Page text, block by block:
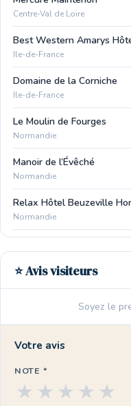
Centre-Val de Loire
Best Western Amarys
Ile-de-France
Domaine de la Corniche
Ile-de-France
Le Moulin de Fourges
Normandie
Manoir de l’Évêché
Normandie
Relax Hôtel Beuzeville
Normandie
⭐ Avis visiteurs
Soyez le
Votre avis
NOTE *
★
★
★
★
★